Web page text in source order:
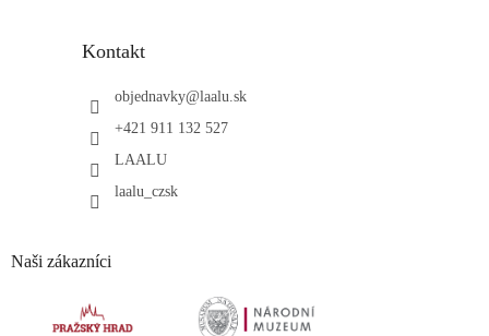
Kontakt
objednavky@laalu.sk
+421 911 132 527
LAALU
laalu_czsk
Naši zákazníci